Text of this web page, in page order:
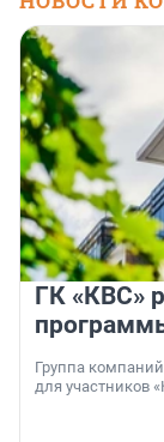
ГК «КВС»
Группа
для участников